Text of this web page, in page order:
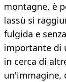
montagne, è
lassù si
fulgida e
importante di
in cerca di
un'immagine,